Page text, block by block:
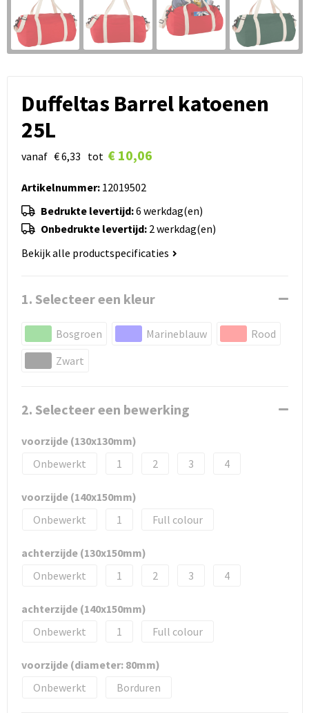
Duffeltas Barrel katoenen
25L
vanaf € 6,33 tot € 10,06
Artikelnummer:12019502
Bedrukte levertijd:6 werkdag(en)
Onbedrukte levertijd: 2 werkdag(en)
Bekijk alle productspecificaties
1. Selecteer een kleur
Bosgroen Marineblauw
Rood
Zwart
2. Selecteer een bewerking
voorzijde (130x130mm)
Onbewerkt
1 2 3 4
voorzijde (140x150mm)
Onbewerkt
1 Full colour
achterzijde (130x150mm)
Onbewerkt
1 2 3 4
achterzijde (140x150mm)
Onbewerkt
1 Full colour
voorzijde (diameter: 80mm)
Onbewerkt
Borduren